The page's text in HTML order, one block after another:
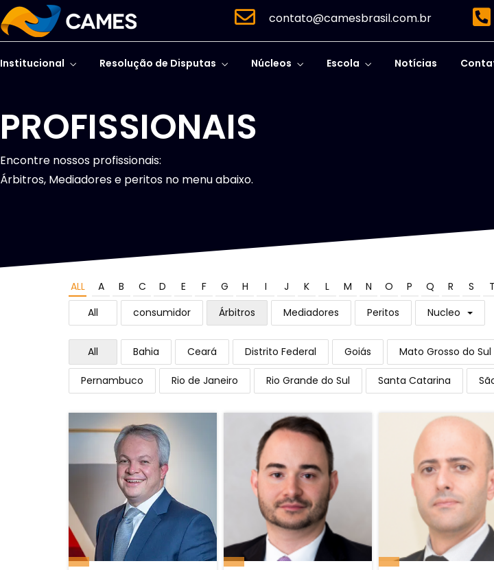
contato@camesbrasil.com.br
Institucional Resolução de Disputas Núcleos Escola Notícias
PROFISSIONAIS
Encontre nossos profissionais:
Árbitros, Mediadores e peritos no menu abaixo.
ALL A B C D E F G H I J K L M N O P Q R S T
All
consumidor Árbitros Mediadores Peritos Nucleo
All Bahia Ceará Distrito Federal Goiás Mato Grosso do Sul
Pernambuco Rio de Janeiro Rio Grande do Sul Santa Catarina